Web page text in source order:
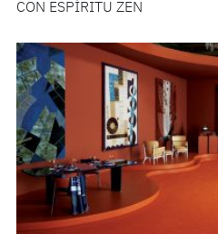
CON ESPÍRITU ZEN